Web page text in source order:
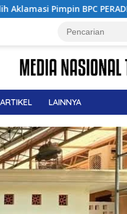
Magetan, Bupati Nanik
ARTIKEL LAINNYA